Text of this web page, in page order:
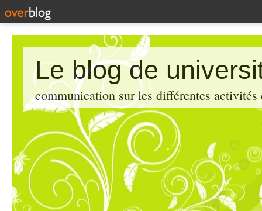
Le blog de
communication sur les différentes